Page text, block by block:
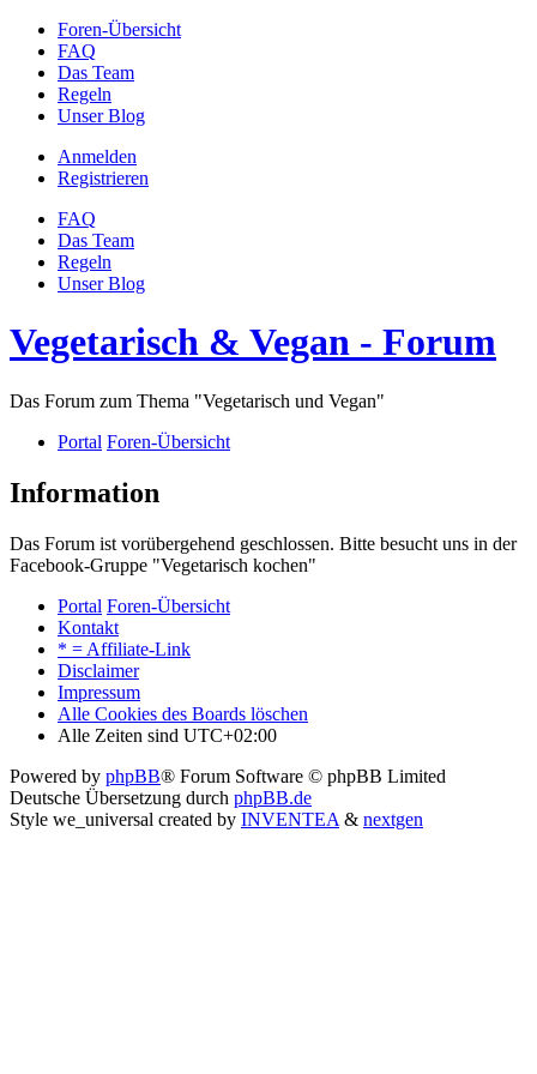
Foren-Übersicht
FAQ
Das Team
Regeln
Unser Blog
Anmelden
Registrieren
FAQ
Das Team
Regeln
Unser Blog
Vegetarisch & Vegan - Forum
Das Forum zum Thema "Vegetarisch und Vegan"
Portal Foren-Übersicht
Information
Das Forum ist vorübergehend geschlossen. Bitte besucht uns in der
Facebook-Gruppe "Vegetarisch kochen"
Portal Foren-Übersicht
Kontakt
* = Affiliate-Link
Disclaimer
Impressum
Alle Cookies des Boards löschen
Alle Zeiten sind UTC+02:00
Powered by phpBB® Forum Software © phpBB Limited
Deutsche Übersetzung durch phpBB.de
Style we_universal created by INVENTEA & nextgen